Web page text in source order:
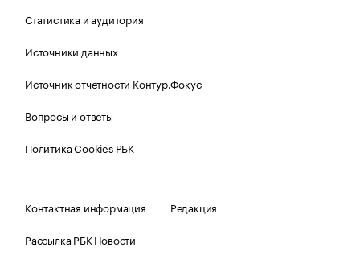
Статистика и аудитория
Источники данных
Источник отчетности Контур.Фокус
Вопросы и ответы
Политика Cookies РБК
Контактная информация
Редакция
Рассылка РБК Новости